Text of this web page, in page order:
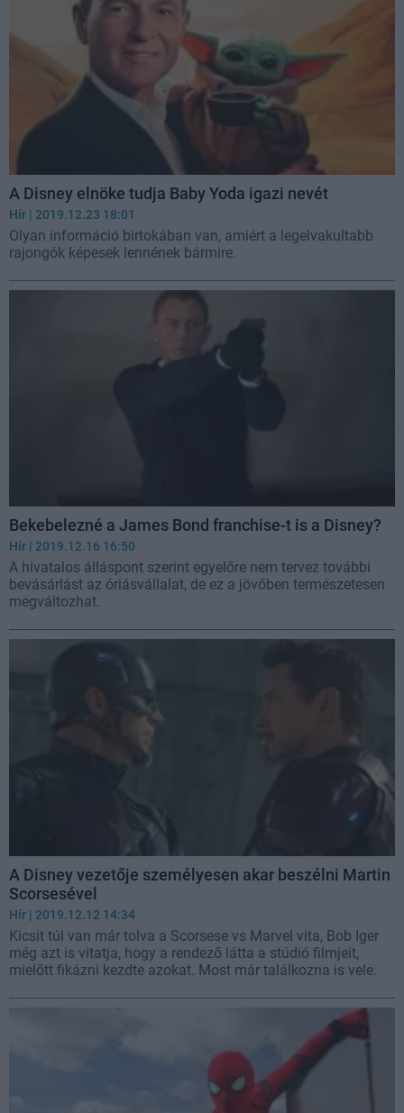
A Disney elnöke tudja Baby Yoda igazi nevét
Hír | 2019.12.23 18:01
Olyan információ birtokában van, amiért a legelvakultabb
rajongók képesek lennének bármire.
Bekebelezné a James Bond franchise-t is a Disney?
Hír | 2019.12.16 16:50
A hivatalos álláspont szerint egyelőre nem tervez további
bevásárlást az óriásvállalat, de ez a jövőben természetesen
megváltozhat.
A Disney vezetője személyesen akar beszélni Martin
Scorsesével
Hír | 2019.12.12 14:34
Kicsit túl van már tolva a Scorsese vs Marvel vita, Bob Iger
még azt is vitatja, hogy a rendező látta a stúdió filmjeit,
mielőtt fikázni kezdte azokat. Most már találkozna is vele.